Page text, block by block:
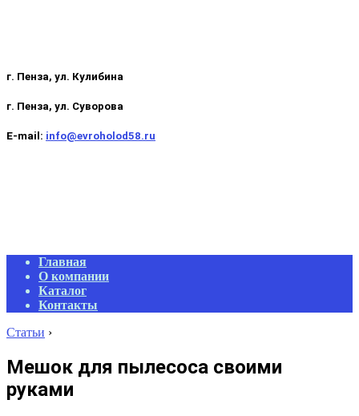
г. Пенза, ул. Кулибина
г. Пенза, ул. Суворова
E-mail: info@evroholod58.ru
Primary
Navigation
Menu
Главная
О компании
Каталог
Контакты
Статьи ›
Мешок для пылесоса своими
руками